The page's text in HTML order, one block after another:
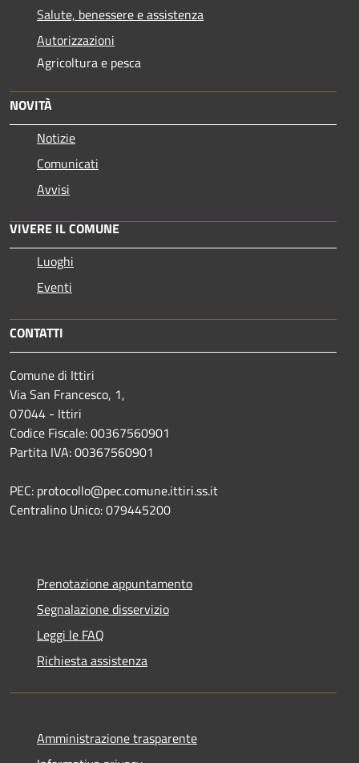
Salute, benessere e assistenza
Autorizzazioni
Agricoltura e pesca
NOVITÀ
Notizie
Comunicati
Avvisi
VIVERE IL COMUNE
Luoghi
Eventi
CONTATTI
Comune di Ittiri
Via San Francesco, 1,
07044 - Ittiri
Codice Fiscale: 00367560901
Partita IVA: 00367560901
PEC: protocollo@pec.comune.ittiri.ss.it
Centralino Unico: 079445200
Prenotazione appuntamento
Segnalazione disservizio
Leggi le FAQ
Richiesta assistenza
Amministrazione trasparente